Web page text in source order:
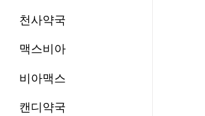
천사약국
맥스비아
비아맥스
캔디약국